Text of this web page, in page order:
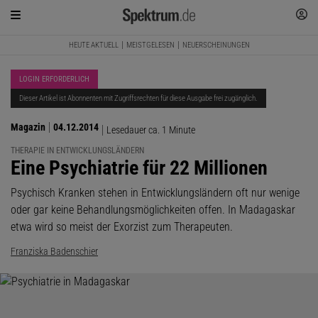
HEUTE AKTUELL MEISTGELESEN NEUERSCHEINUNGEN
LOGIN ERFORDERLICH
Dieser Artikel ist Abonnenten mit Zugriffsrechten für diese Ausgabe frei zugänglich.
Magazin 04.12.2014 Lesedauer ca. 1 Minute
THERAPIE IN ENTWICKLUNGSLÄNDERN
:
Eine Psychiatrie für 22 Millionen
Psychisch Kranken stehen in Entwicklungsländern oft nur wenige
oder gar keine Behandlungsmöglichkeiten offen. In Madagaskar
etwa wird so meist der Exorzist zum Therapeuten.
Franziska Badenschier